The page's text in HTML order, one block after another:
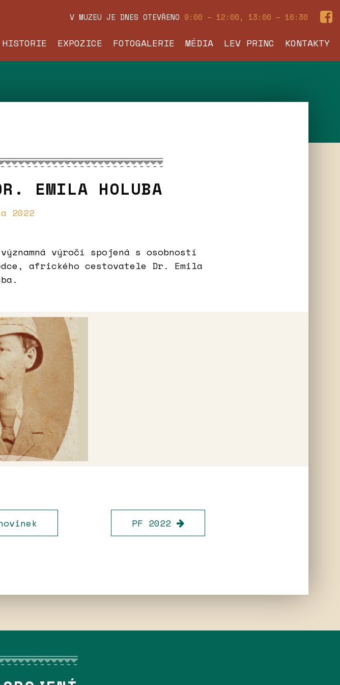
V MUZEU JE DNES OTEVŘENO 9:00 – 12:00, 13:00 – 16:30
HISTORIE EXPOZICE FOTOGALERIE MÉDIA LEV PRINC KONTAKTY
EMILA HOLUBA
2022
výročí spojená s osobností
afrického cestovatele Dr. Emila
PF 2022